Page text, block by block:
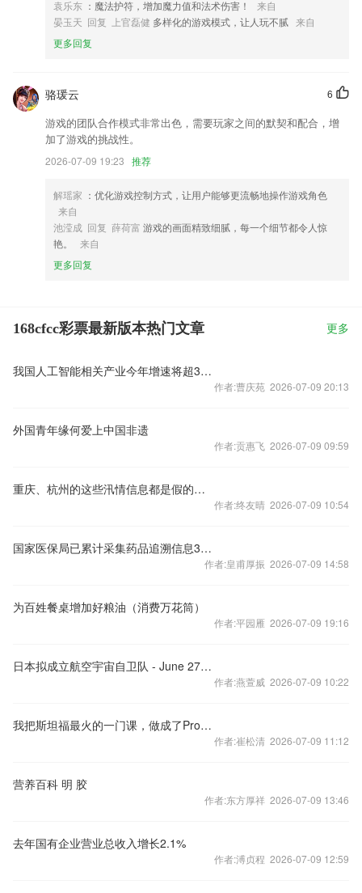
袁乐东 ：魔法护符，增加魔力值和法术伤害！
来自
晏玉天 回复 上官磊健 多样化的游戏模式，让人玩不腻 来自
更多回复
6
骆瑗云
游戏的团队合作模式非常出色，需要玩家之间的默契和配合，增
加了游戏的挑战性。
2026-07-09 19:23 推荐
解瑶家 ：优化游戏控制方式，让用户能够更流畅地操作游戏角色
来自
池滢成 回复 薛荷富 游戏的画面精致细腻，每一个细节都令人惊
艳。
来自
更多回复
168cfcc彩票最新版本热门文章 更多
我国人工智能相关产业今年增速将超30%
作者:曹庆苑 2026-07-09 20:13
外国青年缘何爱上中国非遗
作者:贡惠飞 2026-07-09 09:59
重庆、杭州的这些汛情信息都是假的（2026·06·22）
作者:终友晴 2026-07-09 10:54
国家医保局已累计采集药品追溯信息392.36亿条
作者:皇甫厚振 2026-07-09 14:58
为百姓餐桌增加好粮油（消费万花筒）
作者:平园雁 2026-07-09 19:16
日本拟成立航空宇宙自卫队 - June 27, 2026
作者:燕萱威 2026-07-09 10:22
我把斯坦福最火的一门课，做成了Prompt来帮我设计人生。
作者:崔松清 2026-07-09 11:12
营养百科 明 胶
作者:东方厚祥 2026-07-09 13:46
去年国有企业营业总收入增长2.1%
作者:溥贞程 2026-07-09 12:59